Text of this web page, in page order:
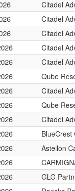
Citadel
Citadel
Citadel
Citadel
Citadel
Qube
Citadel
Qube
Citadel
BlueCrest
Astellon
GLG